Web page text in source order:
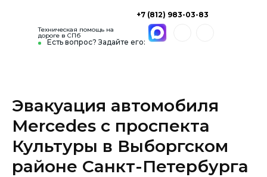
Есть вопрос? Задайте его:
+7 (812) 983-03-83
Техническая помощь на
дороге в СПб
Эвакуация автомобиля
Mercedes с проспекта
Культуры в Выборгском
районе Санкт-Петербурга